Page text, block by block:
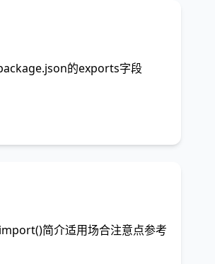
的exports字段
简介适用场合注意点参考